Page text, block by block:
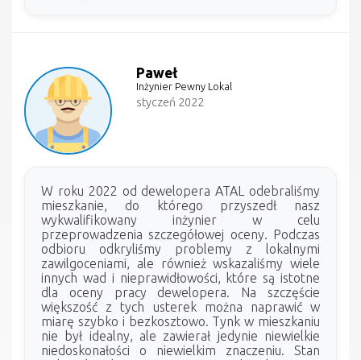
Paweł
Inżynier Pewny Lokal
styczeń 2022
W roku 2022 od dewelopera ATAL odebraliśmy
mieszkanie, do którego przyszedł nasz
wykwalifikowany inżynier w celu
przeprowadzenia szczegółowej oceny. Podczas
odbioru odkryliśmy problemy z lokalnymi
zawilgoceniami, ale również wskazaliśmy wiele
innych wad i nieprawidłowości, które są istotne
dla oceny pracy dewelopera. Na szczęście
większość z tych usterek można naprawić w
miarę szybko i bezkosztowo. Tynk w mieszkaniu
nie był idealny, ale zawierał jedynie niewielkie
niedoskonałości o niewielkim znaczeniu. Stan